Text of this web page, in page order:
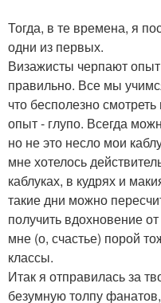
Тогда, в те времена, я
одни из первых.
Визажисты черпают опыт
правильно. Все мы
что бесполезно
опыт - глупо. Всегда
но не это несло мои
мне хотелось
каблуках, в кудрях и
такие дни можно
получить вдохновение
мне (о, счастье) порой
классы.
Итак я отправилась за
безумную толпу